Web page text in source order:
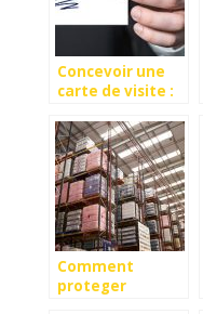
Concevoir une
carte de visite :
Comment
proteger